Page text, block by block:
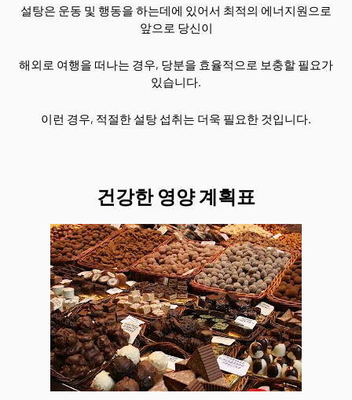
설탕은 운동 및 행동을 하는데에 있어서 최적의 에너지원으로
앞으로 당신이
해외로 여행을 떠나는 경우, 당분을 효율적으로 보충할 필요가
있습니다.
이런 경우, 적절한 설탕 섭취는 더욱 필요한 것입니다.
건강한 영양 계획표